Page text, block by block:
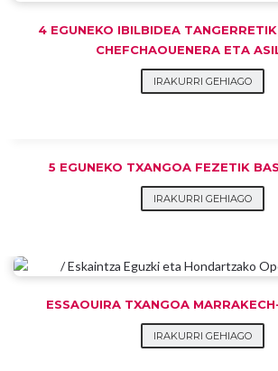
4 EGUNEKO IBILBIDEA
CHEFCHAOUENERA ETA
IRAKURRI GEHIAGO
5 EGUNEKO TXANGOA FEZETIK
IRAKURRI GEHIAGO
ESSAOUIRA TXANGOA
IRAKURRI GEHIAGO